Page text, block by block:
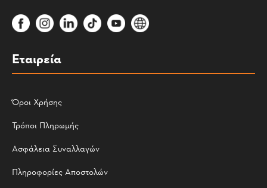
Εταιρεία
Όροι Χρήσης
Τρόποι Πληρωμής
Ασφάλεια Συναλλαγών
Πληροφορίες Αποστολών